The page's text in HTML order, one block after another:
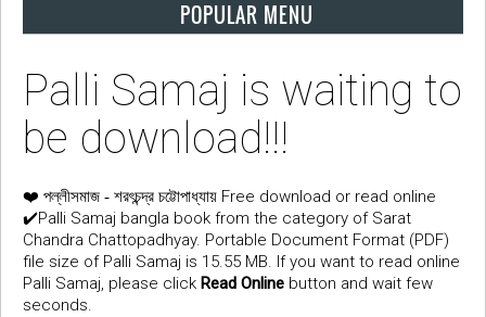
POPULAR MENU
Palli Samaj is waiting to
be download!!!
❤️ পল্লীসমাজ - শরৎচন্দ্র চট্টোপাধ্যায় Free download or read online
✔️Palli Samaj bangla book from the category of Sarat
Chandra Chattopadhyay. Portable Document Format (PDF)
file size of Palli Samaj is 15.55 MB. If you want to read online
Palli Samaj, please click Read Online button and wait few
seconds.